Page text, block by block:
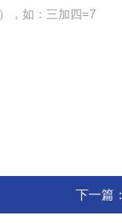
，如：三加四=7
下一篇：